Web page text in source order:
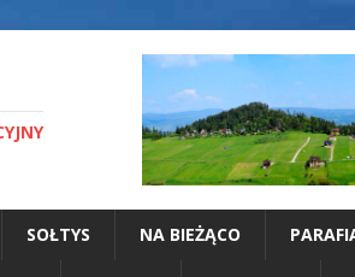
SOŁTYS NA BIEŻĄCO